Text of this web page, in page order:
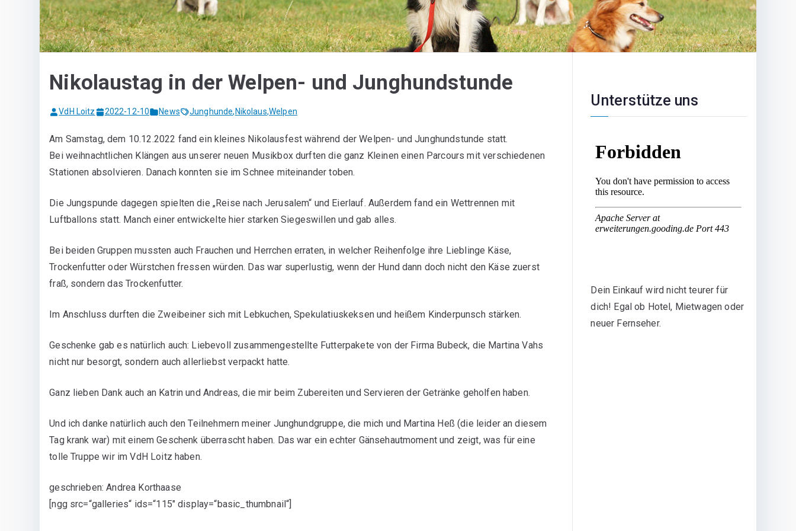
Nikolaustag in der Welpen- und Junghundstunde
VdH Loitz 2022-12-10 News Junghunde, Nikolaus,Welpen
Am Samstag, dem 10.12.2022 fand ein kleines Nikolausfest während der Welpen- und Junghundstunde statt.
Bei weihnachtlichen Klängen aus unserer neuen Musikbox durften die ganz Kleinen einen Parcours mit verschiedenen
Stationen absolvieren. Danach konnten sie im Schnee miteinander toben.
Die Jungspunde dagegen spielten die „Reise nach Jerusalem“ und Eierlauf. Außerdem fand ein Wettrennen mit
Luftballons statt. Manch einer entwickelte hier starken Siegeswillen und gab alles.
Bei beiden Gruppen mussten auch Frauchen und Herrchen erraten, in welcher Reihenfolge ihre Lieblinge Käse,
Trockenfutter oder Würstchen fressen würden. Das war superlustig, wenn der Hund dann doch nicht den Käse zuerst
fraß, sondern das Trockenfutter.
Im Anschluss durften die Zweibeiner sich mit Lebkuchen, Spekulatiuskeksen und heißem Kinderpunsch stärken.
Geschenke gab es natürlich auch: Liebevoll zusammengestellte Futterpakete von der Firma Bubeck, die Martina Vahs
nicht nur besorgt, sondern auch allerliebst verpackt hatte.
Ganz lieben Dank auch an Katrin und Andreas, die mir beim Zubereiten und Servieren der Getränke geholfen haben.
Und ich danke natürlich auch den Teilnehmern meiner Junghundgruppe, die mich und Martina Heß (die leider an diesem
Tag krank war) mit einem Geschenk überrascht haben. Das war ein echter Gänsehautmoment und zeigt, was für eine
tolle Truppe wir im VdH Loitz haben.
geschrieben: Andrea Korthaase
[ngg src=“galleries“ ids=“115″ display=“basic_thumbnail“]
Unterstütze uns
Dein Einkauf wird nicht teurer für
dich! Egal ob Hotel, Mietwagen oder
neuer Fernseher.